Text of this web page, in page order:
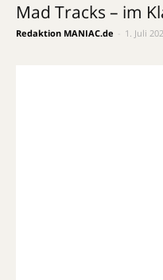
Mad Tracks – im
Redaktion MANIAC.de 1. Juli